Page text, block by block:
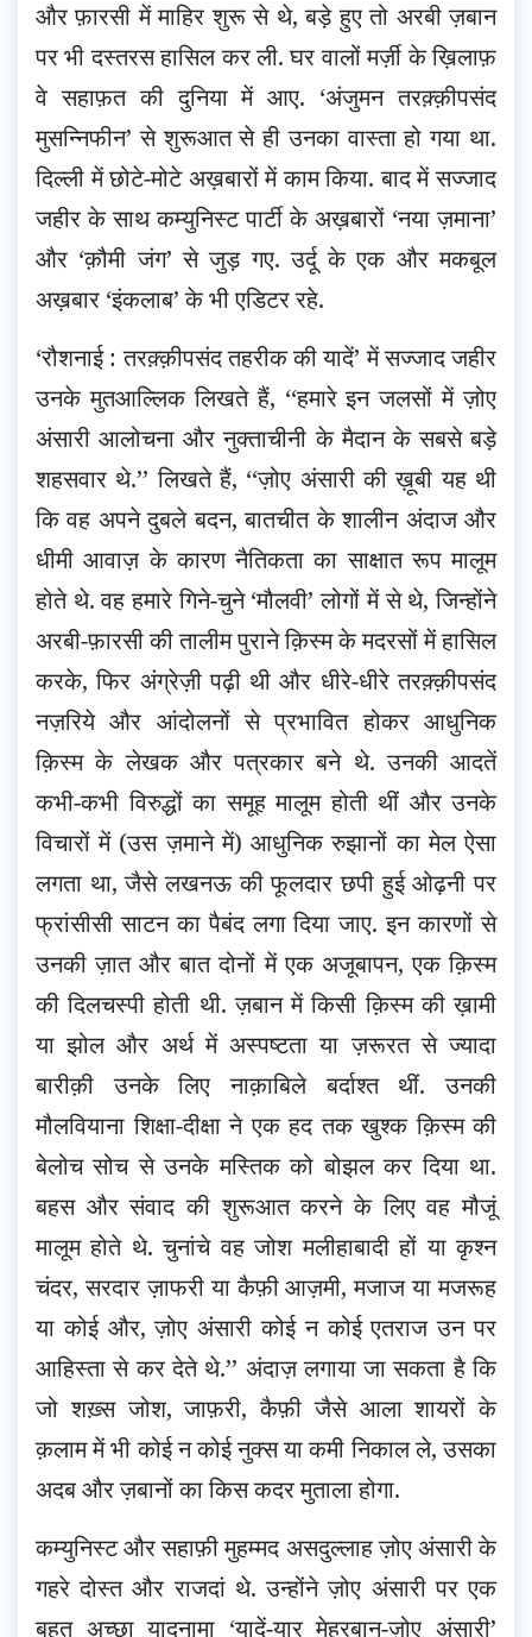
और फ़ारसी में माहिर शुरू से थे, बड़े हुए तो अरबी ज़बान
पर भी दस्तरस हासिल कर ली. घर वालों मर्ज़ी के ख़िलाफ़
वे सहाफ़त की दुनिया में आए. ‘अंजुमन तरक़्क़ीपसंद
मुसन्निफीन’ से शुरूआत से ही उनका वास्ता हो गया था.
दिल्ली में छोटे-मोटे अख़बारों में काम किया. बाद में सज्जाद
जहीर के साथ कम्युनिस्ट पार्टी के अख़बारों ‘नया ज़माना’
और ‘क़ौमी जंग’ से जुड़ गए. उर्दू के एक और मकबूल
अख़बार ‘इंकलाब’ के भी एडिटर रहे.
‘रौशनाई : तरक़्क़ीपसंद तहरीक की यादें’ में सज्जाद जहीर
उनके मुतआल्लिक लिखते हैं, ‘‘हमारे इन जलसों में ज़ोए
अंसारी आलोचना और नुक्ताचीनी के मैदान के सबसे बड़े
शहसवार थे.’’ लिखते हैं, ‘‘ज़ोए अंसारी की ख़ूबी यह थी
कि वह अपने दुबले बदन, बातचीत के शालीन अंदाज और
धीमी आवाज़ के कारण नैतिकता का साक्षात रूप मालूम
होते थे. वह हमारे गिने-चुने ‘मौलवी’ लोगों में से थे, जिन्होंने
अरबी-फ़ारसी की तालीम पुराने क़िस्म के मदरसों में हासिल
करके, फिर अंग्रेज़ी पढ़ी थी और धीरे-धीरे तरक़्क़ीपसंद
नज़रिये और आंदोलनों से प्रभावित होकर आधुनिक
क़िस्म के लेखक और पत्रकार बने थे. उनकी आदतें
कभी-कभी विरुद्धों का समूह मालूम होती थीं और उनके
विचारों में (उस ज़माने में) आधुनिक रुझानों का मेल ऐसा
लगता था, जैसे लखनऊ की फूलदार छपी हुई ओढ़नी पर
फ्रांसीसी साटन का पैबंद लगा दिया जाए. इन कारणों से
उनकी ज़ात और बात दोनों में एक अजूबापन, एक क़िस्म
की दिलचस्पी होती थी. ज़बान में किसी क़िस्म की ख़ामी
या झोल और अर्थ में अस्पष्टता या ज़रूरत से ज्यादा
बारीक़ी उनके लिए नाक़ाबिले बर्दाश्त थीं. उनकी
मौलवियाना शिक्षा-दीक्षा ने एक हद तक खुश्क क़िस्म की
बेलोच सोच से उनके मस्तिक को बोझल कर दिया था.
बहस और संवाद की शुरूआत करने के लिए वह मौजूं
मालूम होते थे. चुनांचे वह जोश मलीहाबादी हों या कृश्न
चंदर, सरदार ज़ाफरी या कैफ़ी आज़मी, मजाज या मजरूह
या कोई और, ज़ोए अंसारी कोई न कोई एतराज उन पर
आहिस्ता से कर देते थे.’’ अंदाज़ लगाया जा सकता है कि
जो शख़्स जोश, जाफ़री, कैफ़ी जैसे आला शायरों के
क़लाम में भी कोई न कोई नुक्स या कमी निकाल ले, उसका
अदब और ज़बानों का किस कदर मुताला होगा.
कम्युनिस्ट और सहाफ़ी मुहम्मद असदुल्लाह ज़ोए अंसारी के
गहरे दोस्त और राजदां थे. उन्होंने ज़ोए अंसारी पर एक
बहुत अच्छा यादनामा ‘यादें-यार मेहरबान-ज़ोए अंसारी’